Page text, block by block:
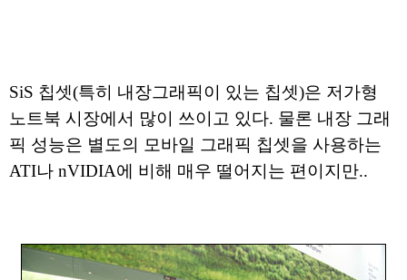
SiS 칩셋(특히 내장그래픽이 있는 칩셋)은 저가형
노트북 시장에서 많이 쓰이고 있다. 물론 내장 그래
픽 성능은 별도의 모바일 그래픽 칩셋을 사용하는
ATI나 nVIDIA에 비해 매우 떨어지는 편이지만..